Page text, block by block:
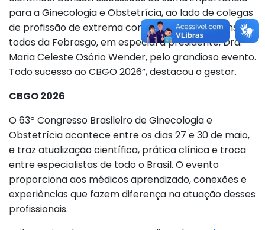
para a Ginecologia e Obstetrícia, ao lado de colegas
de profissão de extrema competência. Parabéns a
todos da Febrasgo, em especial à presidente, Dra.
Maria Celeste Osório Wender, pelo grandioso evento.
Todo sucesso ao CBGO 2026”, destacou o gestor.
CBGO 2026
O 63º Congresso Brasileiro de Ginecologia e
Obstetrícia acontece entre os dias 27 e 30 de maio,
e traz atualização científica, prática clínica e troca
entre especialistas de todo o Brasil. O evento
proporciona aos médicos aprendizado, conexões e
experiências que fazem diferença na atuação desses
profissionais.